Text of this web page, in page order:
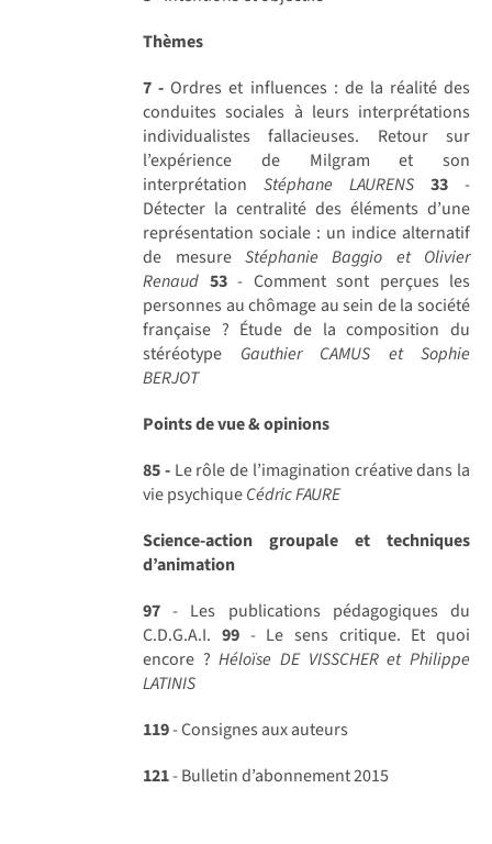
Thèmes
7 - Ordres et influences : de la réalité des
conduites sociales à leurs interprétations
individualistes fallacieuses. Retour sur
l’expérience de Milgram et son
interprétationStéphane LAURENS 33 -
Détecter la centralité des éléments d’une
représentation sociale : un indice alternatif
de mesure Stéphanie Baggio et Olivier
Renaud 53- Comment sont perçues les
personnes au chômage au sein de la société
française ? Étude de la composition du
stéréotype Gauthier CAMUS et Sophie
BERJOT
Points de vue & opinions
85 -Le rôle de l’imagination créative dans la
vie psychiqueCédric FAURE
Science-action groupale et techniques
d’animation
97 - Les publications pédagogiques du
C.D.G.A.I. 99- Le sens critique. Et quoi
encore ?Héloïse DE VISSCHER et Philippe
LATINIS
119- Consignes aux auteurs
121- Bulletin d’abonnement 2015